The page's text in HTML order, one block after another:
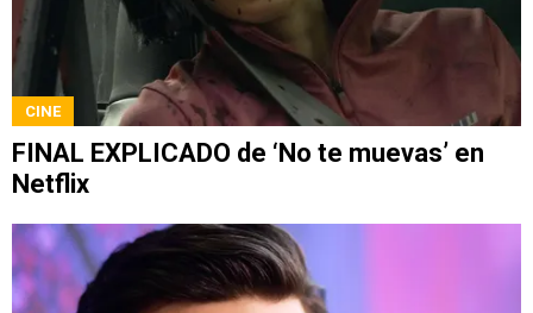
CINE
FINAL EXPLICADO de ‘No te muevas’ en
Netflix